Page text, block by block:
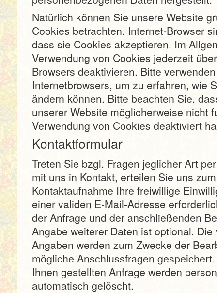
Natürlich können Sie unsere Website
Cookies betrachten. Internet-Browser
dass sie Cookies akzeptieren. Im
Verwendung von Cookies jederzeit
Browsers deaktivieren. Bitte
Internetbrowsers, um zu erfahren, wie
ändern können. Bitte beachten Sie,
unserer Website möglicherweise nicht
Verwendung von Cookies deaktiviert
Kontaktformular
Treten Sie bzgl. Fragen jeglicher Art
mit uns in Kontakt, erteilen Sie uns
Kontaktaufnahme Ihre freiwillige
einer validen E-Mail-Adresse
der Anfrage und der anschließenden
Angabe weiterer Daten ist optional.
Angaben werden zum Zwecke der
mögliche Anschlussfragen
Ihnen gestellten Anfrage werden
automatisch gelöscht.